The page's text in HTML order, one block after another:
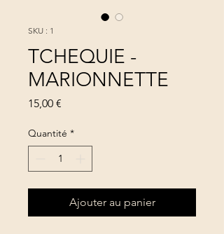
SKU : 1
TCHEQUIE -
MARIONNETTE
15,00 €
Quantité *
Ajouter au panier